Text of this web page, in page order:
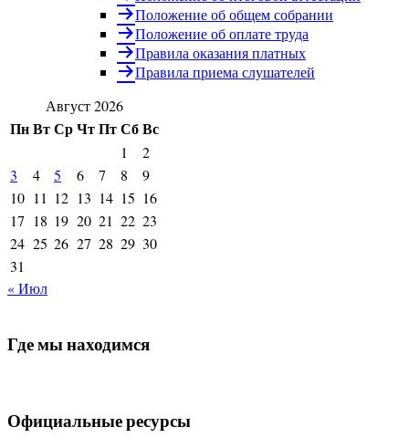
Положение об общем собрании
Положение об оплате труда
Правила оказания платных
Правила приема слушателей
Август 2026
ПнВтСрЧтПтСбВс
1
2
3
4 5 6 7 8
9
10 11 12 13 14 15 16
17 18 19 20 21 22 23
24 25 26 27 28 29 30
31
« Июл
Где мы находимся
Официальные ресурсы